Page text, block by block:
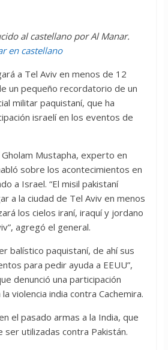
al castellano por Al Manar.
en castellano
a Tel Aviv en menos de 12
un pequeño recordatorio de un
militar paquistaní, que ha
israelí en los eventos de
Mustapha, experto en
sobre los acontecimientos en
a Israel. “El misil pakistaní
a la ciudad de Tel Aviv en menos
los cielos iraní, iraquí y jordano
agregó el general.
balístico paquistaní, de ahí sus
para pedir ayuda a EEUU”,
denunció una participación
violencia india contra Cachemira.
el pasado armas a la India, que
ser utilizadas contra Pakistán.